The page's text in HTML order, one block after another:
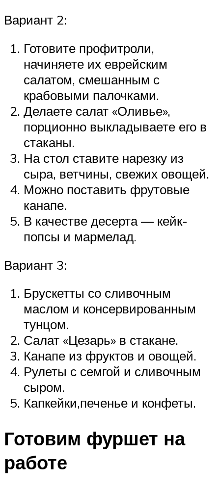
Вариант 2:
Готовите профитроли,
начиняете их еврейским
салатом, смешанным с
крабовыми палочками.
Делаете салат «Оливье»,
порционно выкладываете его в
стаканы.
На стол ставите нарезку из
сыра, ветчины, свежих овощей.
Можно поставить фрутовые
канапе.
В качестве десерта — кейк-
попсы и мармелад.
Вариант 3:
Брускетты со сливочным
маслом и консервированным
тунцом.
Салат «Цезарь» в стакане.
Канапе из фруктов и овощей.
Рулеты с семгой и сливочным
сыром.
Капкейки,печенье и конфеты.
Готовим фуршет на
работе